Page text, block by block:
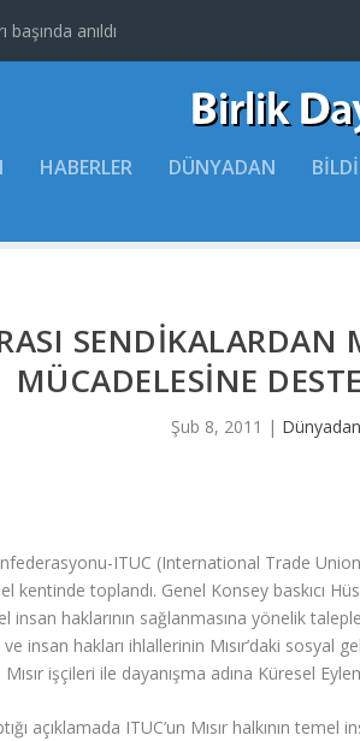
anıldı
HABERLER DÜNYADAN
MÜCADELESINE
Şub 8, 2011 | Dünyadan
ITUC (International Trade
kentinde toplandı. Genel Konsey baskıcı
haklarının sağlanmasına yönelik
insan hakları ihlallerinin Mısır’daki sosyal
işçileri ile dayanışma adına Küresel
açıklamada ITUC’un Mısır halkının